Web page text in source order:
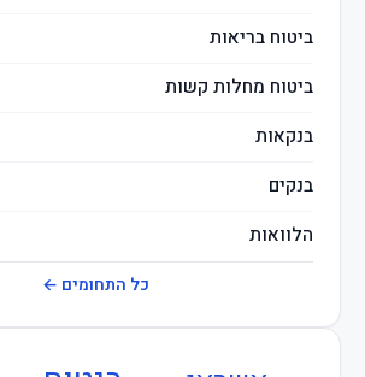
ביטוח בריאות
ביטוח מחלות קשות
בנקאות
בנקים
הלוואות
חוזרי בנק ישראל
כל התחומים ←